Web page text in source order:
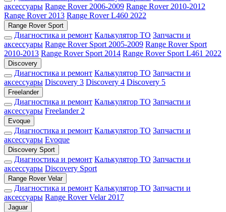
аксессуары Range Rover 2006-2009 Range Rover 2010-2012
Range Rover 2013 Range Rover L460 2022
Range Rover Sport
Диагностика и ремонт Калькулятор ТО Запчасти и
аксессуары Range Rover Sport 2005-2009 Range Rover Sport
2010-2013 Range Rover Sport 2014 Range Rover Sport L461 2022
Discovery
Диагностика и ремонт Калькулятор ТО Запчасти и
аксессуары Discovery 3 Discovery 4 Discovery 5
Freelander
Диагностика и ремонт Калькулятор ТО Запчасти и
аксессуары Freelander 2
Evoque
Диагностика и ремонт Калькулятор ТО Запчасти и
аксессуары Evoque
Discovery Sport
Диагностика и ремонт Калькулятор ТО Запчасти и
аксессуары Discovery Sport
Range Rover Velar
Диагностика и ремонт Калькулятор ТО Запчасти и
аксессуары Range Rover Velar 2017
Jaguar